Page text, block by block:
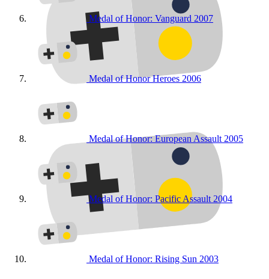
Medal of Honor: Vanguard 2007
Medal of Honor Heroes 2006
Medal of Honor: European Assault 2005
Medal of Honor: Pacific Assault 2004
Medal of Honor: Rising Sun 2003